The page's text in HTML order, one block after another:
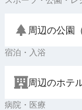
周辺の公園
宿泊・入浴
周辺のホテ
病院・医療